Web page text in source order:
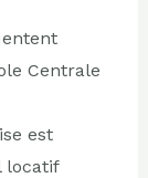
Centrale
est
locatif